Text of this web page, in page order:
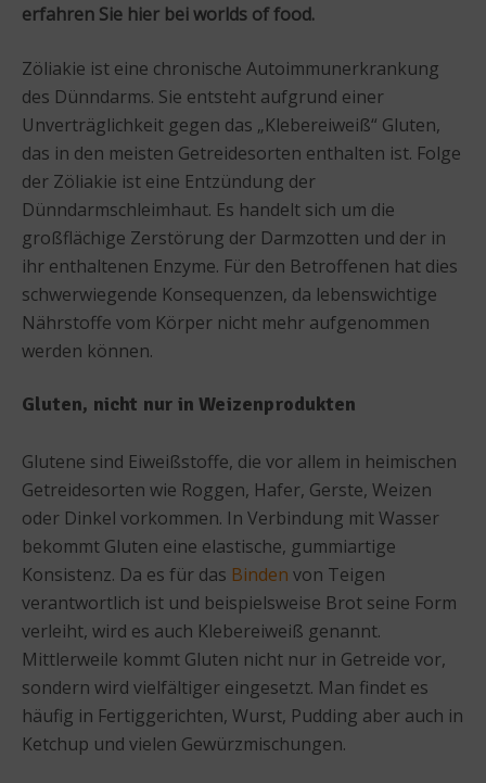
erfahren Sie hier bei worlds of food.
Zöliakie ist eine chronische Autoimmunerkrankung
des Dünndarms. Sie entsteht aufgrund einer
Unverträglichkeit gegen das „Klebereiweiß“ Gluten,
das in den meisten Getreidesorten enthalten ist. Folge
der Zöliakie ist eine Entzündung der
Dünndarmschleimhaut. Es handelt sich um die
großflächige Zerstörung der Darmzotten und der in
ihr enthaltenen Enzyme. Für den Betroffenen hat dies
schwerwiegende Konsequenzen, da lebenswichtige
Nährstoffe vom Körper nicht mehr aufgenommen
werden können.
Gluten, nicht nur in Weizenprodukten
Glutene sind Eiweißstoffe, die vor allem in heimischen
Getreidesorten wie Roggen, Hafer, Gerste, Weizen
oder Dinkel vorkommen. In Verbindung mit Wasser
bekommt Gluten eine elastische, gummiartige
Konsistenz. Da es für das Binden von Teigen
verantwortlich ist und beispielsweise Brot seine Form
verleiht, wird es auch Klebereiweiß genannt.
Mittlerweile kommt Gluten nicht nur in Getreide vor,
sondern wird vielfältiger eingesetzt. Man findet es
häufig in Fertiggerichten, Wurst, Pudding aber auch in
Ketchup und vielen Gewürzmischungen.